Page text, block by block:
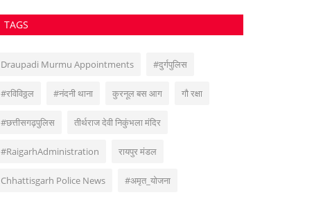
TAGS
Draupadi Murmu Appointments #दुर्गपुलिस
#रविविठ्ठल #नंदनी थाना कुरनूल बस आग गौ रक्षा
#छत्तीसगढ़पुलिस तीर्थराज देवी निकुंभला मंदिर
#RaigarhAdministration रायपुर मंडल
Chhattisgarh Police News #अमृत_योजना